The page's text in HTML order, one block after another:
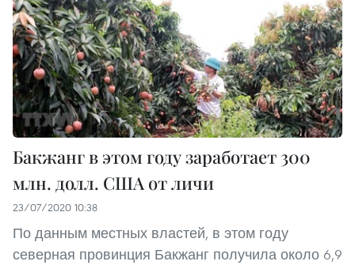
Бакжанг в этом году заработает 300
млн. долл. США от личи
23/07/2020 10:38
По данным местных властей, в этом году
северная провинция Бакжанг получила около 6,9